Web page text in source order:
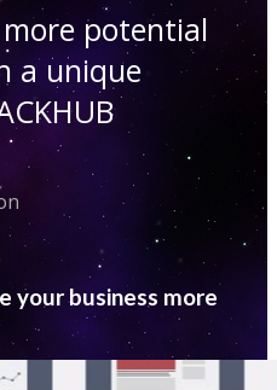
potential
a unique
your business more